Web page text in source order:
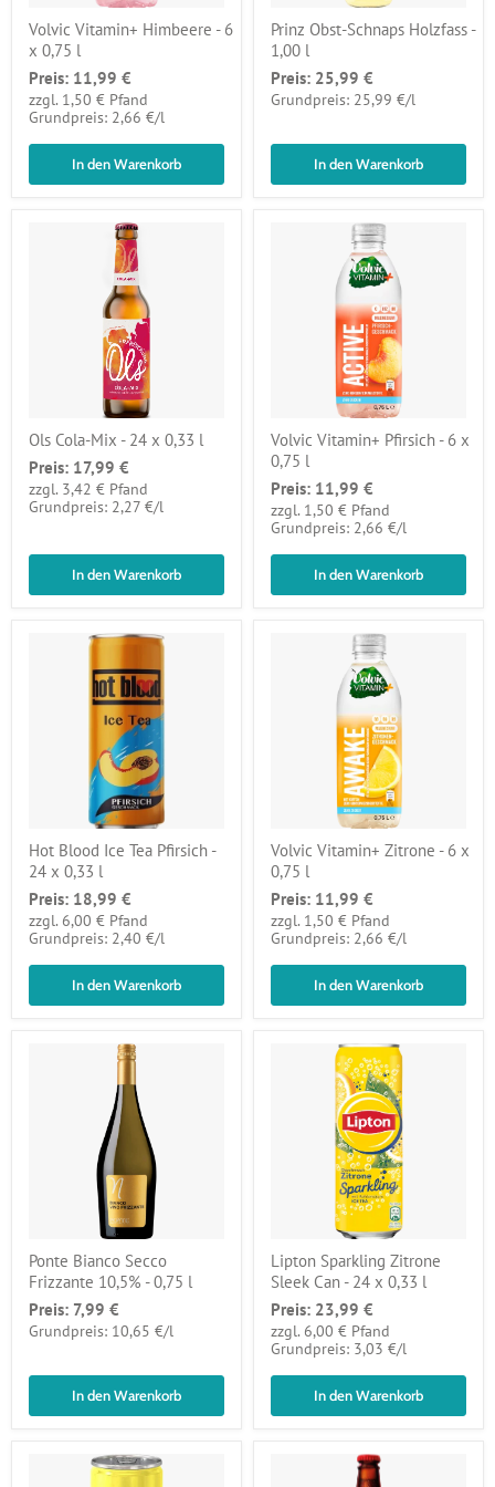
Volvic Vitamin+ Himbeere - 6
x 0,75 l
Preis: 11,99 €
zzgl. 1,50 € Pfand
Grundpreis: 2,66 €/pro
l
In den Warenkorb
Prinz Obst-Schnaps Holzfass -
1,00 l
Preis: 25,99 €
Grundpreis: 25,99 €/pro
l
In den Warenkorb
Ols Cola-Mix - 24 x 0,33 l
Preis: 17,99 €
zzgl. 3,42 € Pfand
Grundpreis: 2,27 €/pro
l
In den Warenkorb
Volvic Vitamin+ Pfirsich - 6 x
0,75 l
Preis: 11,99 €
zzgl. 1,50 € Pfand
Grundpreis: 2,66 €/pro
l
In den Warenkorb
Hot Blood Ice Tea Pfirsich -
24 x 0,33 l
Preis: 18,99 €
zzgl. 6,00 € Pfand
Grundpreis: 2,40 €/pro
l
In den Warenkorb
Volvic Vitamin+ Zitrone - 6 x
0,75 l
Preis: 11,99 €
zzgl. 1,50 € Pfand
Grundpreis: 2,66 €/pro
l
In den Warenkorb
Ponte Bianco Secco
Frizzante 10,5% - 0,75 l
Preis: 7,99 €
Grundpreis: 10,65 €/pro
l
In den Warenkorb
Lipton Sparkling Zitrone
Sleek Can - 24 x 0,33 l
Preis: 23,99 €
zzgl. 6,00 € Pfand
Grundpreis: 3,03 €/pro
l
In den Warenkorb